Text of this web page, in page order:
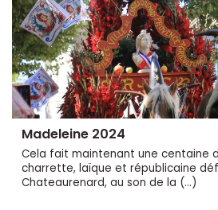
Madeleine 2024
Cela fait maintenant une centaine
charrette, laïque et républicaine
Chateaurenard, au son de la (…)